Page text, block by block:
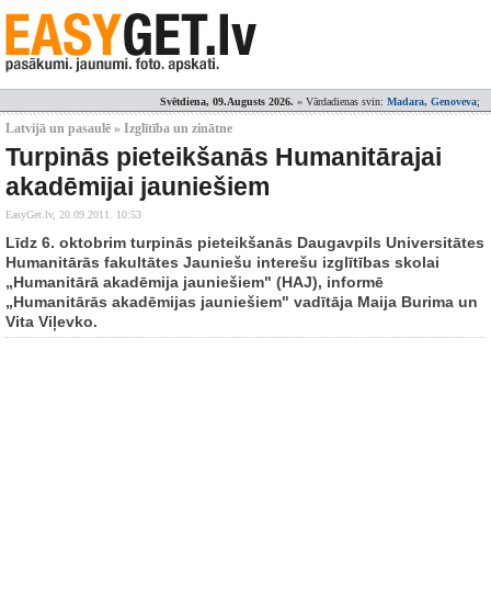
Svētdiena, 09.Augusts 2026. » Vārdadienas svin: Madara, Genoveva;
Latvijā un pasaulē » Izglītība un zinātne
Turpinās pieteikšanās Humanitārajai
akadēmijai jauniešiem
EasyGet.lv, 20.09.2011. 10:53
Līdz 6. oktobrim turpinās pieteikšanās Daugavpils Universitātes
Humanitārās fakultātes Jauniešu interešu izglītības skolai
„Humanitārā akadēmija jauniešiem" (HAJ), informē
„Humanitārās akadēmijas jauniešiem" vadītāja Maija Burima un
Vita Viļevko.